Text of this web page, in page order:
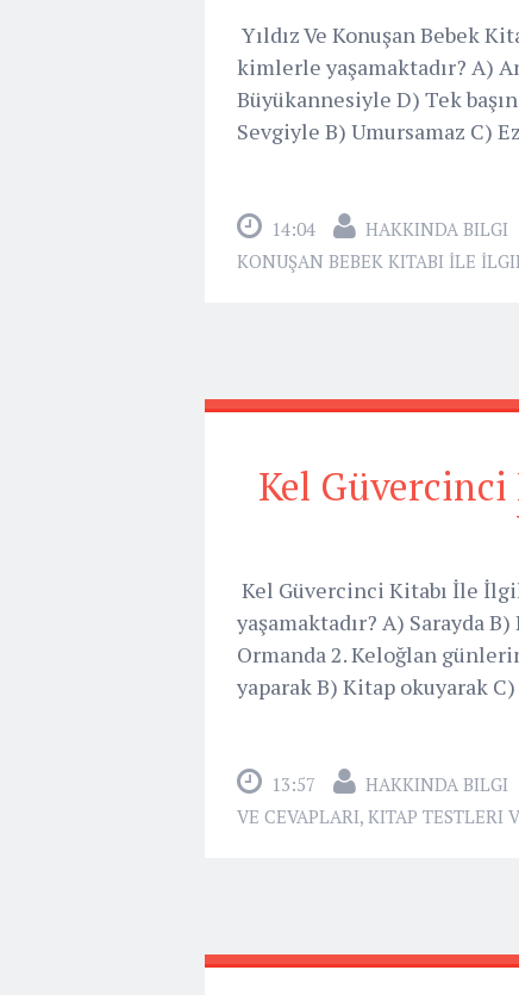
Yıldız Ve Konuşan Bebek
kimlerle yaşamaktadır? A)
Büyükannesiyle D) Tek
Sevgiyle B) Umursamaz C)
14:04 HAKKINDA BILGI
KONUŞAN BEBEK KITABI İLE
Kel Güvercinci
Kel Güvercinci Kitabı İle
yaşamaktadır? A) Sarayda
Ormanda 2. Keloğlan
yaparak B) Kitap okuyarak
13:57 HAKKINDA BILGI
VE CEVAPLARI, KITAP TESTLERI